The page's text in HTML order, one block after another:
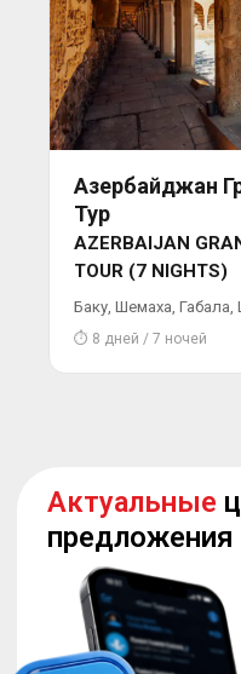
Азербайджан
Тур
AZERBAIJAN
TOUR (7 NIGHTS)
Баку, Шемаха, Габала,
⏱ 8 дней / 7 ночей
Подробнее